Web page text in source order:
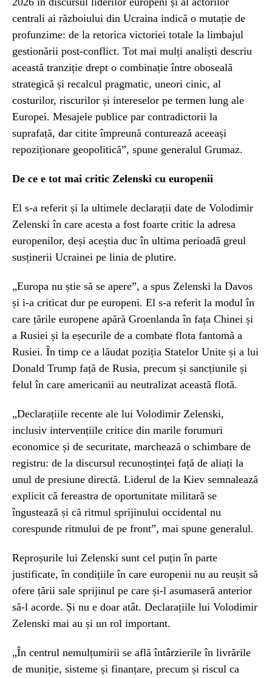
centrali ai războiului din Ucraina indică o mutație de
profunzime: de la retorica victoriei totale la limbajul
gestionării post-conflict. Tot mai mulți analiști descriu
această tranziție drept o combinație între oboseală
strategică și recalcul pragmatic, uneori cinic, al
costurilor, riscurilor și intereselor pe termen lung ale
Europei. Mesajele publice par contradictorii la
suprafață, dar citite împreună conturează aceeași
repoziționare geopolitică”, spune generalul Grumaz.
De ce e tot mai critic Zelenski cu europenii
El s-a referit și la ultimele declarații date de Volodimir
Zelenski în care acesta a fost foarte critic la adresa
europenilor, deși aceștia duc în ultima perioadă greul
susținerii Ucrainei pe linia de plutire.
„Europa nu știe să se apere”, a spus Zelenski la Davos
și i-a criticat dur pe europeni. El s-a referit la modul în
care țările europene apără Groenlanda în fața Chinei și
a Rusiei și la eșecurile de a combate flota fantomă a
Rusiei. În timp ce a lăudat poziția Statelor Unite și a lui
Donald Trump față de Rusia, precum și sancțiunile și
felul în care americanii au neutralizat această flotă.
„Declarațiile recente ale lui Volodimir Zelenski,
inclusiv intervențiile critice din marile forumuri
economice și de securitate, marchează o schimbare de
registru: de la discursul recunoștinței față de aliați la
unul de presiune directă. Liderul de la Kiev semnalează
explicit că fereastra de oportunitate militară se
îngustează și că ritmul sprijinului occidental nu
corespunde ritmului de pe front”, mai spune generalul.
Reproșurile lui Zelenski sunt cel puțin în parte
justificate, în condițiile în care europenii nu au reușit să
ofere țării sale sprijinul pe care și-l asumaseră anterior
să-l acorde. Și nu e doar atât. Declarațiile lui Volodimir
Zelenski mai au și un rol important.
„În centrul nemulțumirii se află întârzierile în livrările
de muniție, sisteme și finanțare, precum și riscul ca